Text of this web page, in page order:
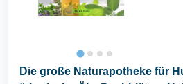
Die große Naturapotheke für